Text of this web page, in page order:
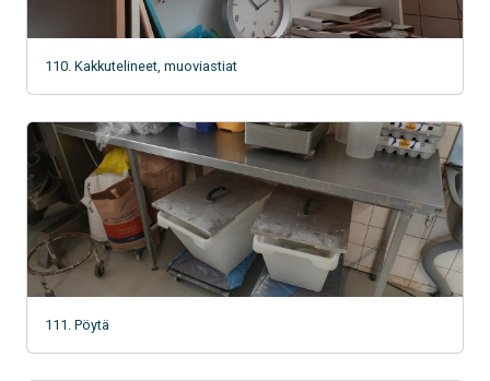
110. Kakkutelineet, muoviastiat
111. Pöytä